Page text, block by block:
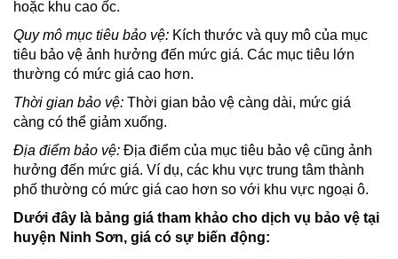
hoặc khu cao ốc.
Quy mô mục tiêu bảo vệ: Kích thước và quy mô của mục
tiêu bảo vệ ảnh hưởng đến mức giá. Các mục tiêu lớn
thường có mức giá cao hơn.
Thời gian bảo vệ: Thời gian bảo vệ càng dài, mức giá
càng có thể giảm xuống.
Địa điểm bảo vệ: Địa điểm của mục tiêu bảo vệ cũng ảnh
hưởng đến mức giá. Ví dụ, các khu vực trung tâm thành
phố thường có mức giá cao hơn so với khu vực ngoại ô.
Dưới đây là bảng giá tham khảo cho dịch vụ bảo vệ tại
huyện Ninh Sơn, giá có sự biến động: